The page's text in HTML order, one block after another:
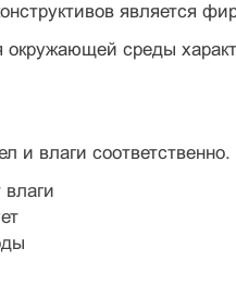
является
среды
и влаги соответственно.